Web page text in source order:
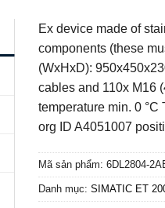
Ex device made of
components (these
(WxHxD):
cables and 110x M16
temperature min. 0
org ID A4051007
Mã sản phẩm: 6DL2804-
Danh mục: SIMATIC ET